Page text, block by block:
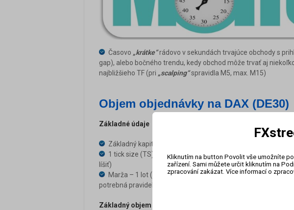
Časovo „krátke“rádovo v sekundách trvajúce obchody s
gap), alebo bočného trendu, kedy obchod môže trvať aj
najbližšieho TF (pri „scalping“spravidla M5, max. M15)
Objem objednávky na DAX (DE30)
Základné údaje
Základný kapitál (ZK) – 40 000 EUR
1 tick size (TS) pri objeme 1 L = 1 EUR (táto hodnota sa
líšiť)
Marža – 1 lot (L) = 1 100 EUR – 1 400 EUR (v závislosti na
potrebná pravidelná realizácia; táto hodnota sa môže v
Základný objem
Kliknutím na button Povolit vše umožníte
zařízení. Sami můžete určit kliknutím na
zpracování zakázat. Více informací o